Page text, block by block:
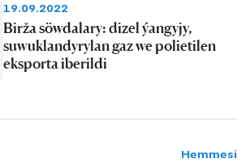
19.09.2022
Birža söwdalary: dizel ýangyjy,
suwuklandyrylan gaz we polietilen
eksporta iberildi
Hemmesi